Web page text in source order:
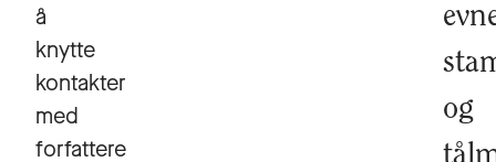
å
knytte
kontakter
med
forfattere
og